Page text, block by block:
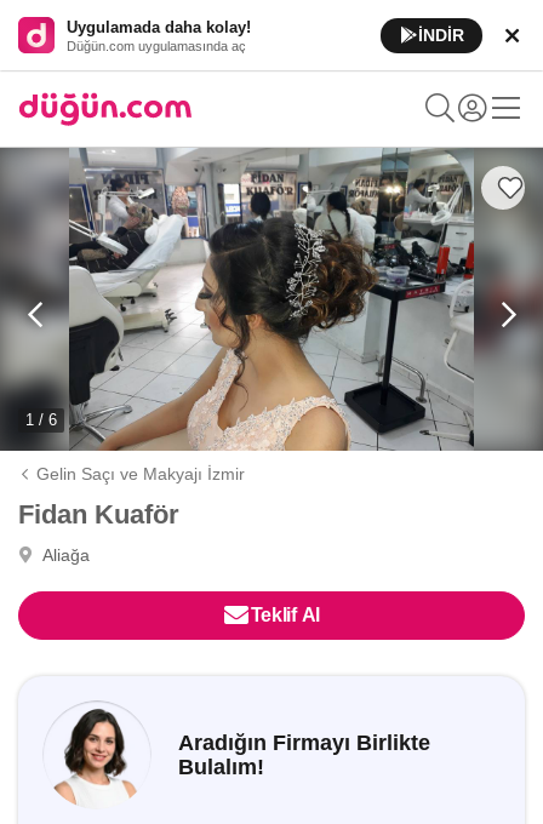
Uygulamada daha kolay!
Düğün.com uygulamasında aç
İNDİR
1 / 6
Gelin Saçı ve Makyajı İzmir
Fidan Kuaför
Aliağa
Teklif Al
Aradığın Firmayı Birlikte
Bulalım!